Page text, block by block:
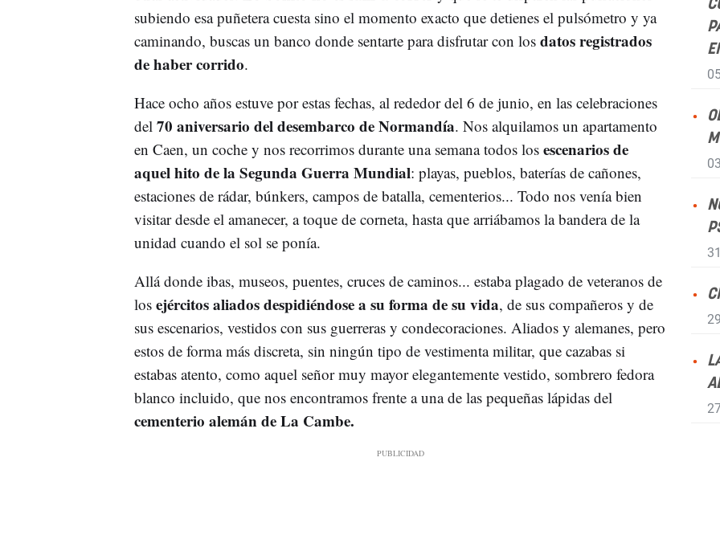
subiendo esa puñetera cuesta sino el momento exacto que detienes el pulsómetro y ya
caminando, buscas un banco donde sentarte para disfrutar con los datos registrados
de haber corrido.
Hace ocho años estuve por estas fechas, al rededor del 6 de junio, en las celebraciones
del70 aniversario del desembarco de Normandía. Nos alquilamos un apartamento
en Caen, un coche y nos recorrimos durante una semana todos los escenarios de
aquel hito de la Segunda Guerra Mundial: playas, pueblos, baterías de cañones,
estaciones de rádar, búnkers, campos de batalla, cementerios... Todo nos venía bien
visitar desde el amanecer, a toque de corneta, hasta que arriábamos la bandera de la
unidad cuando el sol se ponía.
Allá donde ibas, museos, puentes, cruces de caminos... estaba plagado de veteranos de
los ejércitos aliados despidiéndose a su forma de su vida, de sus compañeros y de
sus escenarios, vestidos con sus guerreras y condecoraciones. Aliados y alemanes, pero
estos de forma más discreta, sin ningún tipo de vestimenta militar, que cazabas si
estabas atento, como aquel señor muy mayor elegantemente vestido, sombrero fedora
blanco incluido, que nos encontramos frente a una de las pequeñas lápidas del
cementerio alemán de La Cambe.